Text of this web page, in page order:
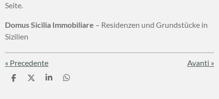
Seite.
Domus Sicilia Immobiliare – Residenzen und Grundstücke in
Sizilien
« Precedente Avanti »
C
C
C
C